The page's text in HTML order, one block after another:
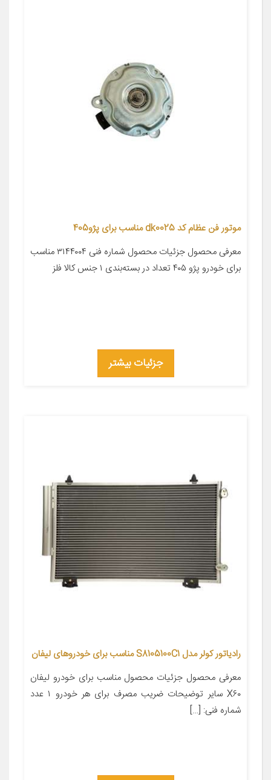
موتور فن عظام کد dk0025 مناسب برای پژو405
معرفی محصول جزئیات محصول شماره فنی ۳۱۴۴۰۰۴ مناسب
برای خودرو پژو ۴۰۵ تعداد در بسته‌بندی ۱ جنس کالا فلز
جزئیات بیشتر
رادیاتور کولر مدل S8105100C1 مناسب برای خودروهای لیفان
معرفی محصول جزئیات محصول مناسب برای خودرو لیفان
X۶۰ سایر توضیحات ضریب مصرف برای هر خودرو ۱ عدد
شماره فنی: […]